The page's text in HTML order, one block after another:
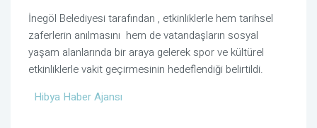
İnegöl Belediyesi tarafından , etkinliklerle hem tarihsel
zaferlerin anılmasını hem de vatandaşların sosyal
yaşam alanlarında bir araya gelerek spor ve kültürel
etkinliklerle vakit geçirmesinin hedeflendiği belirtildi.
Hibya Haber Ajansı